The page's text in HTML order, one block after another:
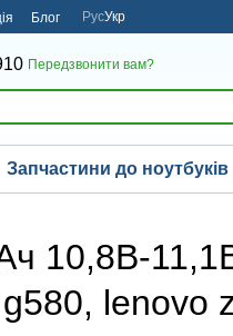
Блог РусУкр
Передзвонити вам?
Запчастини до ноутбуків
10,8В-
lenovo